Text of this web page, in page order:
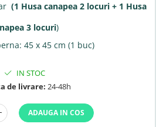
(1 Husa canapea 2 locuri + 1 Husa
3 locuri)
45 x 45 cm (1 buc)
IN STOC
de livrare: 24-48h
ADAUGA IN COS